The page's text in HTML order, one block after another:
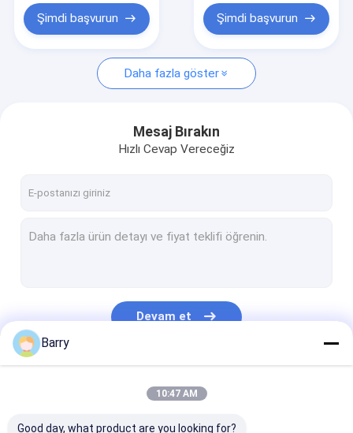
Evde
Şimdi başvurun Şimdi başvurun
Daha fazla göster
Mesaj Bırakın
Hızlı Cevap Vereceğiz
Devam et
Barry
10:47 AM
Good day, what product are you looking for?